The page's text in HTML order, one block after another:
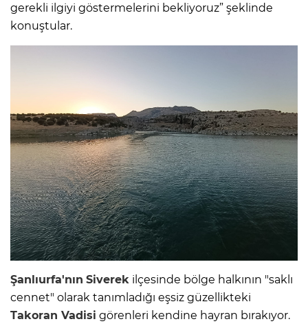
gerekli ilgiyi göstermelerini bekliyoruz” şeklinde
konuştular.
Şanlıurfa'nın Siverek ilçesinde bölge halkının "saklı
cennet" olarak tanımladığı eşsiz güzellikteki
Takoran Vadisi görenleri kendine hayran bırakıyor.